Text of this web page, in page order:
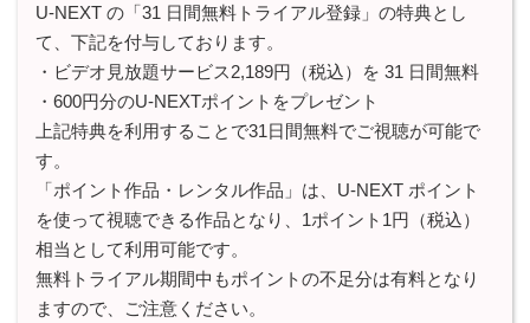
U-NEXT の「31 日間無料トライアル登録」の特典とし
て、下記を付与しております。
・ビデオ見放題サービス2,189円（税込）を 31 日間無料
・600円分のU-NEXTポイントをプレゼント
上記特典を利用することで31日間無料でご視聴が可能で
す。
「ポイント作品・レンタル作品」は、U-NEXT ポイント
を使って視聴できる作品となり、1ポイント1円（税込）
相当として利用可能です。
無料トライアル期間中もポイントの不足分は有料となり
ますので、ご注意ください。